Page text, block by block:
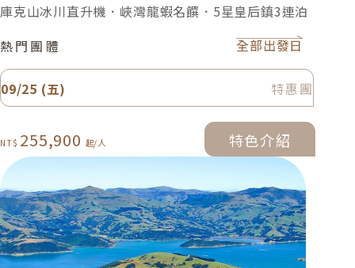
庫克山冰川直升機．峽灣龍蝦名饌．5星皇后鎮3連泊
熱門團體
全部出發日
09/25 (五) 特惠團
255,900 特色介紹
特色介紹